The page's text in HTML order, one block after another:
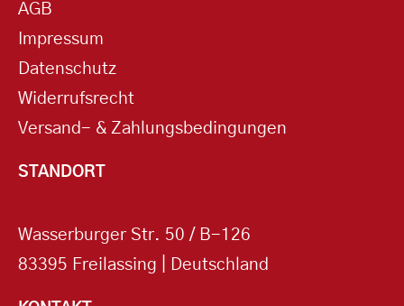
AGB
Impressum
Datenschutz
Widerrufsrecht
Versand- & Zahlungsbedingungen
STANDORT
Wasserburger Str. 50 / B-126
83395 Freilassing | Deutschland